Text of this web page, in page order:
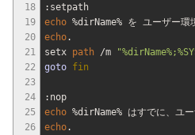
18
19
20
21
22
23
24
25
26
:setpath
echo %dirName% を ユーザー環
echo.
setx path /m "
goto fin
:nop
echo %dirName% はすでに、ユ
echo.